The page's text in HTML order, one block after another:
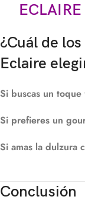
¿Cuál de
Eclaire
Si buscas un
Si prefieres un
Si amas la dulzura
Conclusión